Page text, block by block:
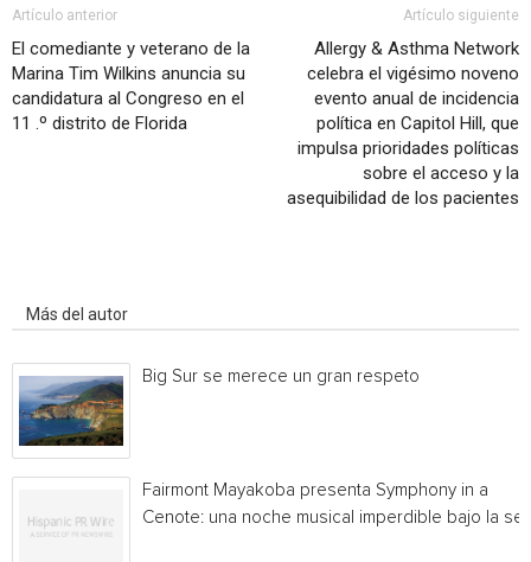
Artículo anterior
El comediante y veterano de la
Marina Tim Wilkins anuncia su
candidatura al Congreso en el
11 .º distrito de Florida
Artículo siguiente
Allergy & Asthma Network
celebra el vigésimo noveno
evento anual de incidencia
política en Capitol Hill, que
impulsa prioridades políticas
sobre el acceso y la
asequibilidad de los pacientes
Más del autor
Big Sur se merece un gran respeto
Fairmont Mayakoba presenta Symphony in a
Cenote: una noche musical imperdible bajo la